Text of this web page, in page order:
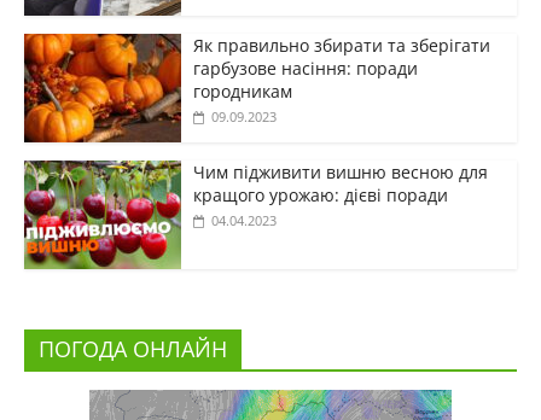
Як правильно збирати та зберігати
гарбузове насіння: поради
городникам
09.09.2023
Чим підживити вишню весною для
кращого урожаю: дієві поради
04.04.2023
ПОГОДА ОНЛАЙН